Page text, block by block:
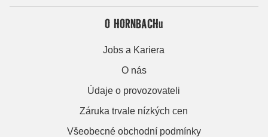
O HORNBACHu
Jobs a Kariera
O nás
Údaje o provozovateli
Záruka trvale nízkých cen
Všeobecné obchodní podmínky